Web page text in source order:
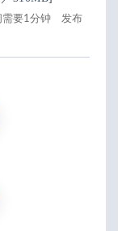
要1分钟
发布